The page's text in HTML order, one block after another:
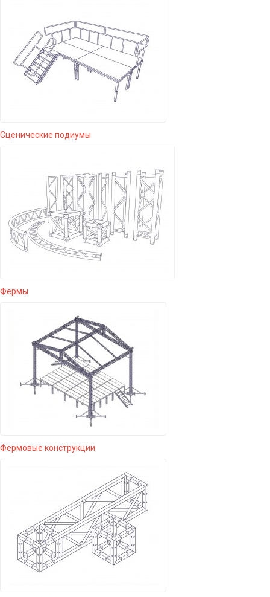
Сценические подиумы
Фермы
Фермовые конструкции